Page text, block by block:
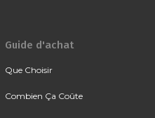
Guide d'achat
Que Choisir
Combien Ça Coûte